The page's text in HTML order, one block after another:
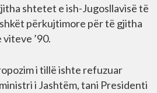
shtetet e ish-Jugosllavisë të
përkujtimore për të gjitha
’90.
i tillë ishte refuzuar
i Jashtëm, tani Presidenti